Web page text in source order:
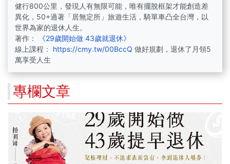
健行800公里，發現人有無限可能，唯有擺脫框架才能創造差
異化，50+過著「居無定所」旅遊生活，騎單車凸全台灣，以
世界為家的退休人生。
著作：
《29歲開始做 43歲就退休》
線上課程：
https://cmy.tw/00BccQ 做好規劃，退休了月領5
萬享受人生
專欄文章